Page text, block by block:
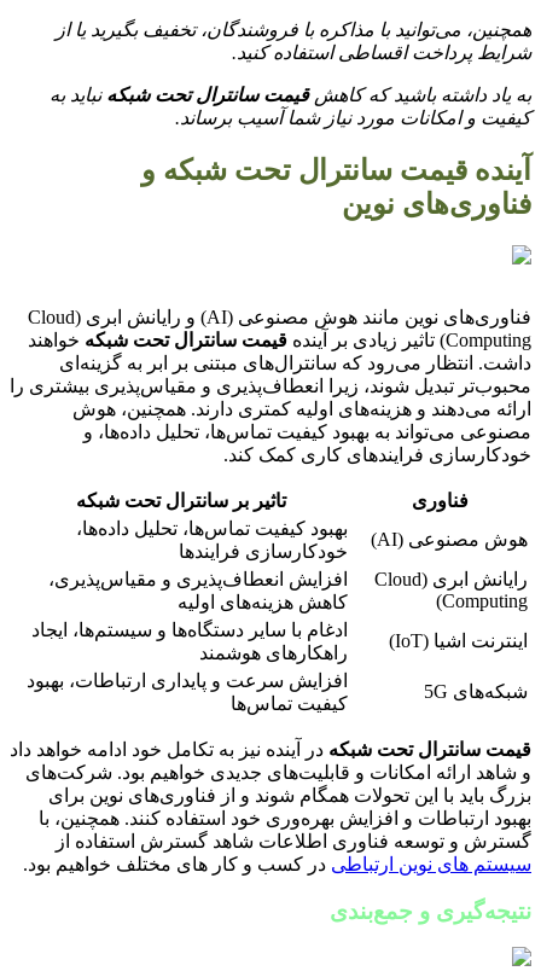
همچنین، می‌توانید با مذاکره با فروشندگان، تخفیف بگیرید یا از
شرایط پرداخت اقساطی استفاده کنید.
به یاد داشته باشید که کاهشقیمت سانترال تحت شبکه نباید به
کیفیت و امکانات مورد نیاز شما آسیب برساند.
آینده قیمت سانترال تحت شبکه و
فناوری‌های نوین
فناوری‌های نوین مانند هوش مصنوعی (AI) و رایانش ابری (Cloud
Computing) تاثیر زیادی بر آینده
قیمت سانترال تحت شبکه خواهند
داشت. انتظار می‌رود که سانترال‌های مبتنی بر ابر به گزینه‌ای
محبوب‌تر تبدیل شوند، زیرا انعطاف‌پذیری و مقیاس‌پذیری بیشتری را
ارائه می‌دهند و هزینه‌های اولیه کمتری دارند. همچنین، هوش
مصنوعی می‌تواند به بهبود کیفیت تماس‌ها، تحلیل داده‌ها، و
خودکارسازی فرایندهای کاری کمک کند.
فناوری
تاثیر بر سانترال تحت شبکه
هوش مصنوعی (AI)
بهبود کیفیت تماس‌ها، تحلیل داده‌ها،
خودکارسازی فرایندها
رایانش ابری (Cloud
Computing)
افزایش انعطاف‌پذیری و مقیاس‌پذیری،
کاهش هزینه‌های اولیه
اینترنت اشیا (IoT)
ادغام با سایر دستگاه‌ها و سیستم‌ها، ایجاد
راهکارهای هوشمند
شبکه‌های 5G
افزایش سرعت و پایداری ارتباطات، بهبود
کیفیت تماس‌ها
قیمت سانترال تحت شبکه در آینده نیز به تکامل خود ادامه خواهد داد
و شاهد ارائه امکانات و قابلیت‌های جدیدی خواهیم بود. شرکت‌های
بزرگ باید با این تحولات همگام شوند و از فناوری‌های نوین برای
بهبود ارتباطات و افزایش بهره‌وری خود استفاده کنند. همچنین، با
گسترش و توسعه فناوری اطلاعات شاهد گسترش استفاده از
سیستم های نوین ارتباطی در کسب و کار های مختلف خواهیم بود.
نتیجه‌گیری و جمع‌بندی